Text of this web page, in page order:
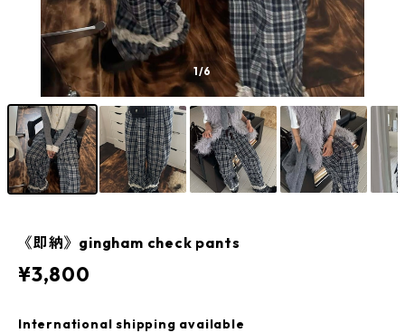
1/6
《即納》gingham check pants
¥3,800
International shipping available